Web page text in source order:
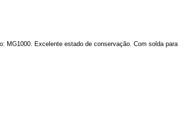
MG1000. Excelente estado de conservação. Com solda para